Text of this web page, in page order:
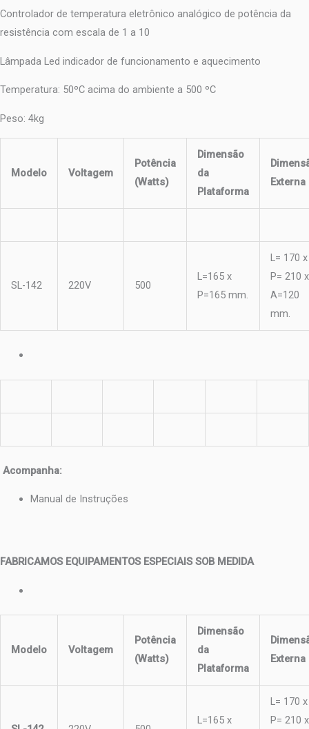
Controlador de temperatura eletrônico analógico de potência da
resistência com escala de 1 a 10
Lâmpada Led indicador de funcionamento e aquecimento
Temperatura: 50ºC acima do ambiente a 500 ºC
Peso: 4kg
Modelo Voltagem
Potência
(Watts)
Dimensão
da
Plataforma
Externa
SL-142 220V 500
L=165 x
P=165 mm.
L= 170 x
P= 210 x
A=120
mm.
Acompanha:
Manual de Instruções
FABRICAMOS EQUIPAMENTOS ESPECIAIS SOB MEDIDA
Modelo Voltagem
Potência
(Watts)
Dimensão
da
Plataforma
Externa
L=165 x
L= 170 x
P= 210 x